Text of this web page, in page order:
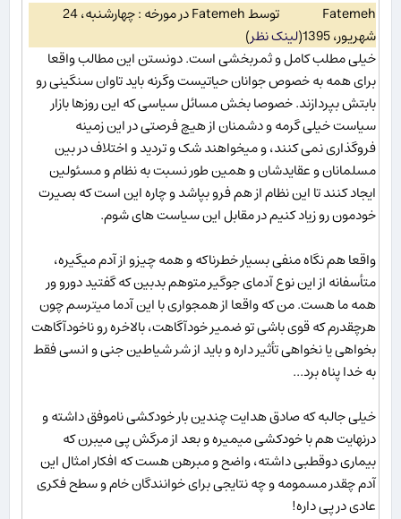
Fatemeh
توسط Fatemeh در مورخه : چهارشنبه، 24
شهریور، 1395
(لینک نظر)
خیلی مطلب کامل و ثمربخشی است. دونستن این مطالب واقعا
برای همه به خصوص جوانان حیاتیست وگرنه باید تاوان سنگینی رو
بابتش بپردازند. خصوصا بخش مسائل سیاسی که این روزها بازار
سیاست خیلی گرمه و دشمنان از هیچ فرصتی در این زمینه
فروگذاری نمی کنند، و میخواهند شک و تردید و اختلاف در بین
مسلمانان و عقایدشان و همین طور نسبت به نظام و مسئولین
ایجاد کنند تا این نظام از هم فرو بپاشد و چاره این است که بصیرت
خودمون رو زیاد کنیم در مقابل این سیاست های شوم.
واقعا هم نگاه منفی بسیار خطرناکه و همه چیزو از آدم میگیره،
متأسفانه از این نوع آدمای جوگیر متوهم بدبین که گفتید دورو ور
همه ما هست. من که واقعا از همجواری با این آدما میترسم چون
هرچقدرم که قوی باشی تو ضمیر خودآگاهت، بالاخره رو ناخودآگاهت
بخواهی یا نخواهی تأثیر داره و باید از شر شیاطین جنی و انسی فقط
به خدا پناه برد...
خیلی جالبه که صادق هدایت چندین بار خودکشی ناموفق داشته و
درنهایت هم با خودکشی میمیره و بعد از مرگش پی میبرن که
بیماری دوقطبی داشته، واضح و مبرهن هست که افکار امثال این
آدم چقدر مسمومه و چه نتایجی برای خوانندگان خام و سطح فکری
عادی در پی داره!